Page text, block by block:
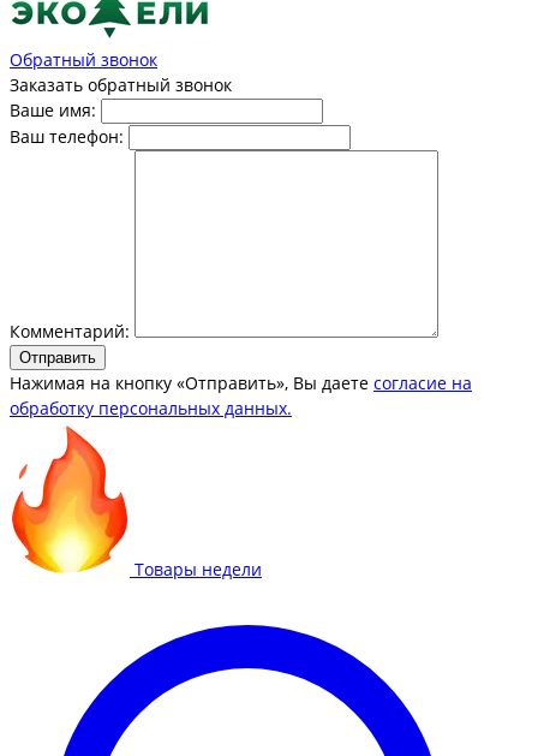
Обратный звонок
Заказать обратный звонок
Ваше имя:
Ваш телефон:
Комментарий:
Отправить
Нажимая на кнопку «Отправить», Вы даете согласие на
обработку персональных данных.
Товары недели